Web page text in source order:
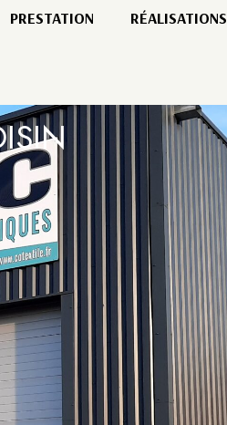
PRESTATION RÉALISATIONS